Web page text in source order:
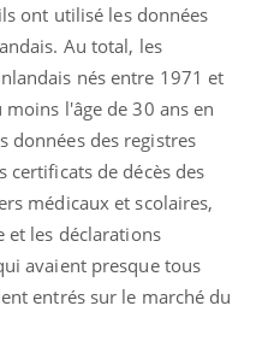
ont utilisé les données
Au total, les
nés entre 1971 et
l'âge de 30 ans en
données des registres
de décès des
médicaux et scolaires,
et les déclarations
avaient presque tous
entrés sur le marché du